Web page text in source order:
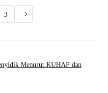
3
Menurut KUHAP dan